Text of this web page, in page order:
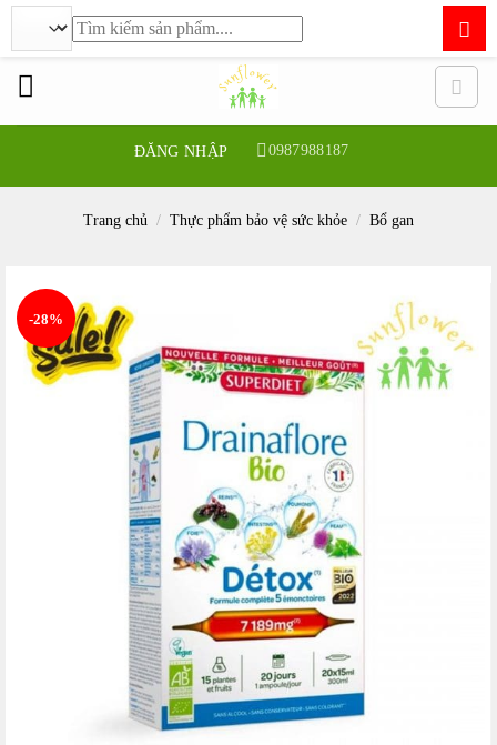
ĐĂNG NHẬP 0987988187
Tìm
kiếm:
Trang chủ / Thực phẩm bảo vệ sức khỏe / Bổ gan
-28%